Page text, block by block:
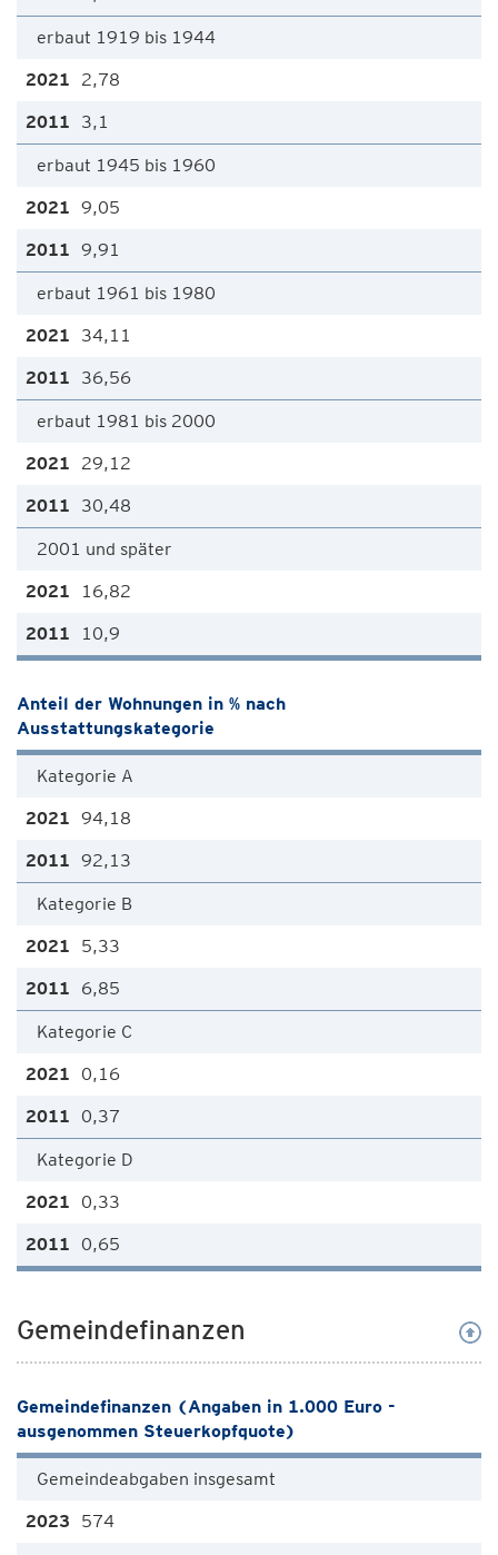
erbaut 1919 bis 1944
2,78
3,1
erbaut 1945 bis 1960
9,05
9,91
erbaut 1961 bis 1980
34,11
36,56
erbaut 1981 bis 2000
29,12
30,48
2001 und später
16,82
10,9
Anteil der Wohnungen in % nach
Ausstattungskategorie
Kategorie A
94,18
92,13
Kategorie B
5,33
6,85
Kategorie C
0,16
0,37
Kategorie D
0,33
0,65
Gemeindefinanzen
Gemeindefinanzen (Angaben in 1.000 Euro -
ausgenommen Steuerkopfquote)
Gemeindeabgaben insgesamt
574